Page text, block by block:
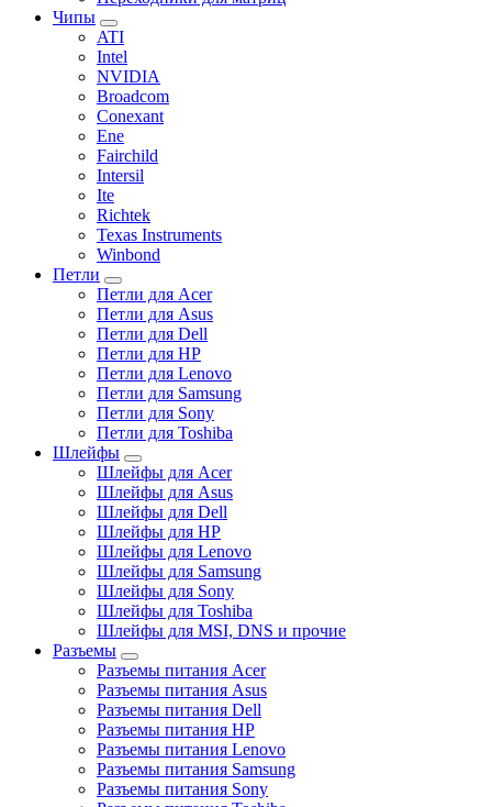
Чипы
ATI
Intel
NVIDIA
Broadcom
Conexant
Ene
Fairchild
Intersil
Ite
Richtek
Texas Instruments
Winbond
Петли
Петли для Acer
Петли для Asus
Петли для Dell
Петли для HP
Петли для Lenovo
Петли для Samsung
Петли для Sony
Петли для Toshiba
Шлейфы
Шлейфы для Acer
Шлейфы для Asus
Шлейфы для Dell
Шлейфы для HP
Шлейфы для Lenovo
Шлейфы для Samsung
Шлейфы для Sony
Шлейфы для Toshiba
Шлейфы для MSI, DNS и прочие
Разъемы
Разъемы питания Acer
Разъемы питания Asus
Разъемы питания Dell
Разъемы питания HP
Разъемы питания Lenovo
Разъемы питания Samsung
Разъемы питания Sony